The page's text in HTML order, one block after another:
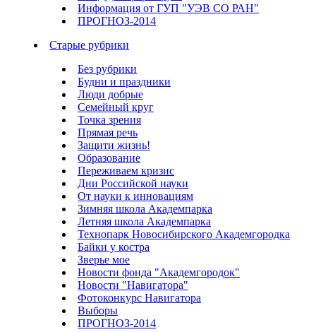
Информация от ГУП "УЭВ СО РАН"
ПРОГНОЗ-2014
Старые рубрики
Без рубрики
Будни и праздники
Люди добрые
Семейный круг
Точка зрения
Прямая речь
Защити жизнь!
Образование
Переживаем кризис
Дни Российской науки
От науки к инновациям
Зимняя школа Академпарка
Летняя школа Академпарка
Технопарк Новосибирского Академгородка
Байки у костра
Зверье мое
Новости фонда "Академгородок"
Новости "Навигатора"
Фотоконкурс Навигатора
Выборы
ПРОГНОЗ-2014